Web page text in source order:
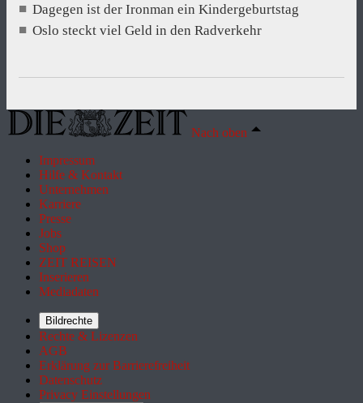
Dagegen ist der Ironman ein Kindergeburtstag
Oslo steckt viel Geld in den Radverkehr
Nach oben
Impressum
Hilfe & Kontakt
Unternehmen
Karriere
Presse
Jobs
Shop
ZEIT REISEN
Inserieren
Mediadaten
Bildrechte
Rechte & Lizenzen
AGB
Erklärung zur Barrierefreiheit
Datenschutz
Privacy Einstellungen